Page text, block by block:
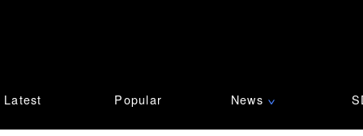
Latest Popular News ∨